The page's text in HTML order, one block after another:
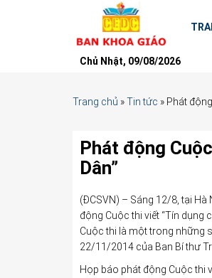
Chủ Nhật, 09/08/2026
Trang chủ »Tin tức » Phát
Phát động
Dân”
(ĐCSVN) – Sáng 12/8, tại
động Cuộc thi viết “Tín dụng
Cuộc thi là một trong những
22/11/2014 của Ban Bí thư
Họp báo phát động Cuộc thi